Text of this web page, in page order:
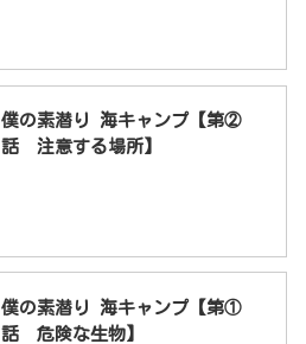
僕の素潜り 海キャンプ【第②
話 注意する場所】
僕の素潜り 海キャンプ【第①
話 危険な生物】